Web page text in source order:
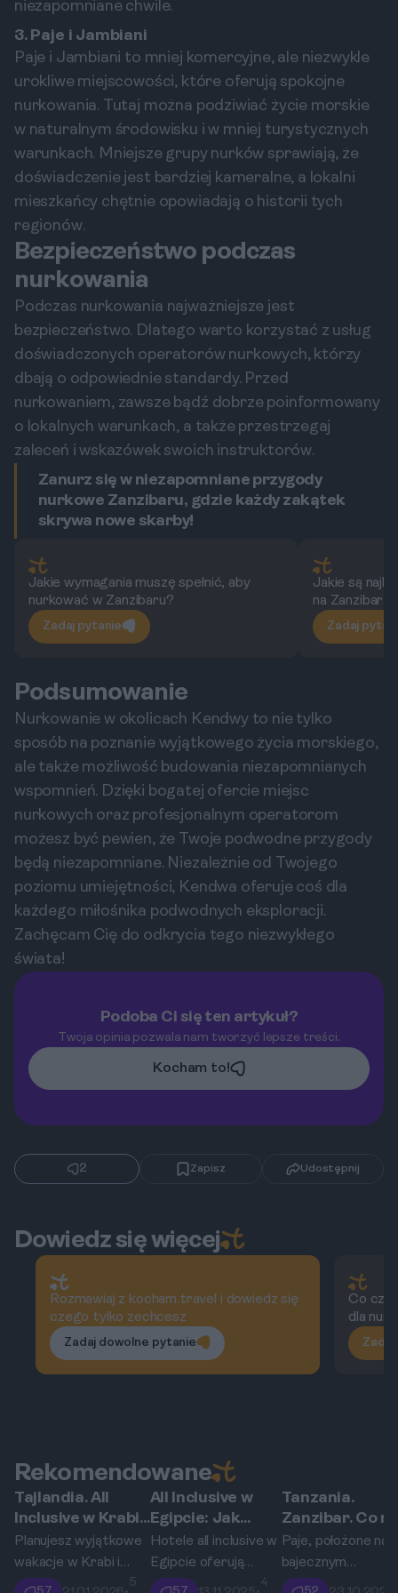
niezapomniane chwile.
3. Paje i Jambiani
Paje i Jambiani to mniej komercyjne, ale niezwykle
urokliwe miejscowości, które oferują spokojne
nurkowania. Tutaj można podziwiać życie morskie
w naturalnym środowisku i w mniej turystycznych
warunkach. Mniejsze grupy nurków sprawiają, że
doświadczenie jest bardziej kameralne, a lokalni
mieszkańcy chętnie opowiadają o historii tych
regionów.
Bezpieczeństwo podczas
nurkowania
Podczas nurkowania najważniejsze jest
bezpieczeństwo. Dlatego warto korzystać z usług
doświadczonych operatorów nurkowych, którzy
dbają o odpowiednie standardy. Przed
nurkowaniem, zawsze bądź dobrze poinformowany
o lokalnych warunkach, a także przestrzegaj
zaleceń i wskazówek swoich instruktorów.
Zanurz się w niezapomniane przygody
nurkowe Zanzibaru, gdzie każdy zakątek
skrywa nowe skarby!
Jakie wymagania muszę spełnić, aby
nurkować w Zanzibaru?
Zadaj pytanie
Jakie są
na
Zadaj
Podsumowanie
Nurkowanie w okolicach Kendwy to nie tylko
sposób na poznanie wyjątkowego życia morskiego,
ale także możliwość budowania niezapomnianych
wspomnień. Dzięki bogatej ofercie miejsc
nurkowych oraz profesjonalnym operatorom
możesz być pewien, że Twoje podwodne przygody
będą niezapomniane. Niezależnie od Twojego
poziomu umiejętności, Kendwa oferuje coś dla
każdego miłośnika podwodnych eksploracji.
Zachęcam Cię do odkrycia tego niezwykłego
świata!
Podoba Ci się ten artykuł?
Twoja opinia pozwala nam tworzyć lepsze treści.
Kocham to!
2 Zapisz Udostępnij
Dowiedz się więcej
Rozmawiaj z kocham.travel i dowiedz się
czego tylko zechcesz
Zadaj dowolne pytanie
Co
dla
Rekomendowane
Krabi
Tajlandia. All
Inclusive w Krabi:
Przewodnik po
resortach w Ao
Nang i na Railay
Planujesz wyjątkowe
wakacje w Krabi i
preferujesz opcję all
5
Egipt
All Inclusive w
Egipcie: Jak
wybrać dobry
hotel i na co
uważać?
Hotele all inclusive w
Egipcie oferują
niezapomniane
4
Paje
Tanzania.
Zanzibar. Co
w Paje?
Kitesurfing,
obserwacja
Paje, położone na
bajecznym
Zanzibarze, to